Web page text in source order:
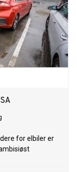
for elbiler er